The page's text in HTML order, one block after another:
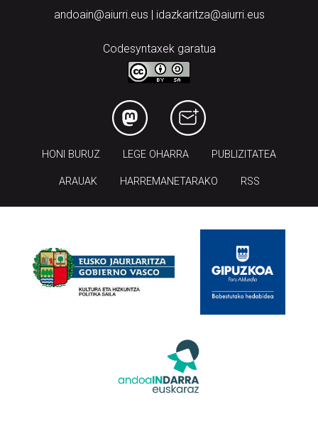
andoain@aiurri.eus | idazkaritza@aiurri.eus
Codesyntaxek garatua
HONI BURUZ LEGE OHARRA PUBLIZITATEA
ARAUAK HARREMANETARAKO RSS